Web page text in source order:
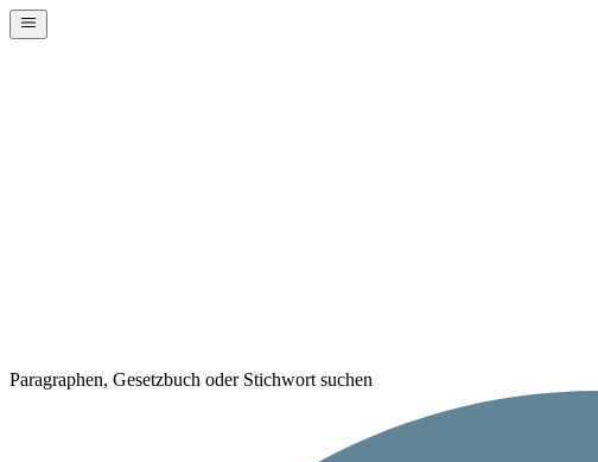
Paragraphen, Gesetzbuch oder Stichwort suchen